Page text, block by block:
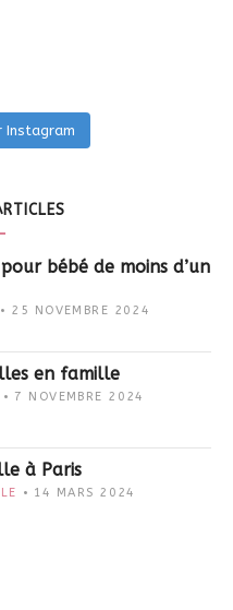
Instagram
bébé de moins d’un
25 NOVEMBRE 2024
en famille
7 NOVEMBRE 2024
à Paris
14 MARS 2024